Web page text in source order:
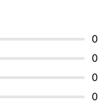
0
0
0
0